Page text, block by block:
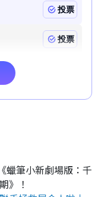
蠟筆小新劇場版：千
》！